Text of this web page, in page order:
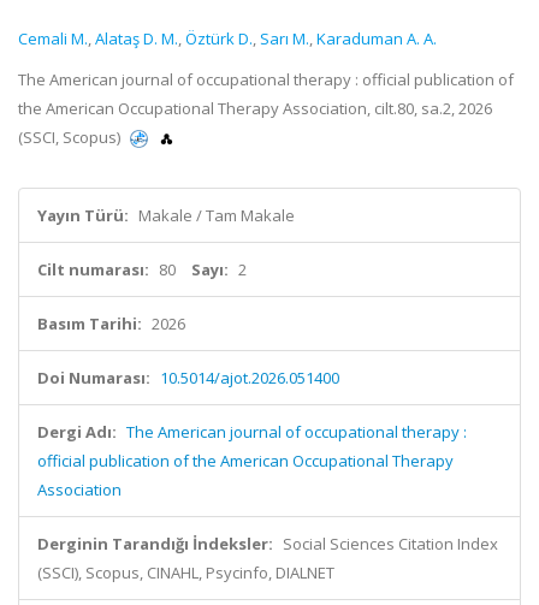
Cemali M.,Alataş D. M.,Öztürk D., Sarı M.,Karaduman A. A.
The American journal of occupational therapy : official publication of
the American Occupational Therapy Association, cilt.80, sa.2, 2026
(SSCI, Scopus)
Yayın Türü: Makale / Tam Makale
Cilt numarası: 80 Sayı: 2
Basım Tarihi: 2026
Doi Numarası: 10.5014/ajot.2026.051400
Dergi Adı: The American journal of occupational therapy :
official publication of the American Occupational Therapy
Association
Derginin Tarandığı İndeksler: Social Sciences Citation Index
(SSCI), Scopus, CINAHL, Psycinfo, DIALNET